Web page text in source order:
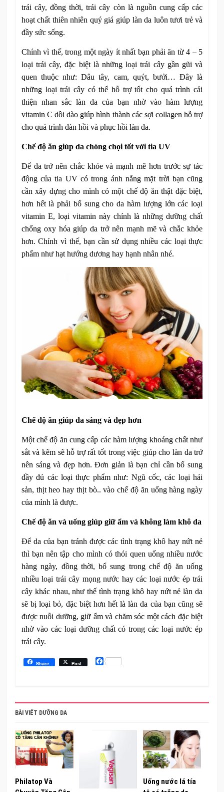
trái cây, đồng thời, trái cây còn là nguồn cung cấp các
hoạt chất thiên nhiên quý giá giúp làn da luôn tươi trẻ và
đầy sức sống.
Chính vì thế, trong một ngày ít nhất bạn phải ăn từ 4 – 5
loại trái cây, đặc biệt là những loại trái cây gần gũi và
quen thuộc như: Dâu tây, cam, quýt, bưởi… Đây là
những loại trái cây có thể hỗ trợ tốt cho quá trình cải
thiện nhan sắc làn da của bạn nhờ vào hàm lượng
vitamin C dồi dào giúp hình thành các sợi collagen hỗ trợ
cho quá trình đàn hồi và phục hồi làn da.
Chế độ ăn giúp da chóng chọi tốt với tia UV
Để da trở nên chắc khỏe và mạnh mẽ hơn trước sự tác
động của tia UV có trong ánh nắng mặt trời bạn cũng
cần xây dựng cho mình có một chế độ ăn thật đặc biệt,
hơn hết là phải bổ sung cho da hàm lượng lớn các loại
vitamin E, loại vitamin này chính là những dưỡng chất
chống oxy hóa giúp da trở nên mạnh mẽ và chắc khỏe
hơn. Chính vì thế, bạn cần sử dụng nhiều các loại thực
phẩm như hạt hướng dương hay hạnh nhân nhé.
Chế độ ăn giúp da sáng và đẹp hơn
Một chế độ ăn cung cấp các hàm lượng khoáng chất như
sắt và kẽm sẽ hỗ trợ rất tốt trong việc giúp cho làn da trở
nên sáng và đẹp hơn. Đơn giản là bạn chỉ cần bổ sung
đầy đủ các loại thực phẩm như: Ngũ cốc, các loại hải
sản, thịt heo hay thịt bò.. vào chế độ ăn uống hàng ngày
của mình là được.
Chế độ ăn và uống giúp giữ ẩm và không làm khô da
Để da của bạn tránh được các tình trạng khô hay nứt nẻ
thì bạn nên tập cho mình có thói quen uống nhiều nước
hàng ngày, đồng thời, bổ sung trong chế độ ăn uống
nhiều loại trái cây mọng nước hay các loại nước ép trái
cây khác nhau, như thế tình trạng khô hay nứt nẻ làn da
sẽ bị loại bỏ, đặc biệt hơn hết là làn da của bạn cũng sẽ
được nuỗi dưỡng, giữ ẩm và chăm sóc một cách đặc biệt
nhờ vào các loại dưỡng chất có trong các loại nước ép
trái cây.
Share Post Facebook
BÀI VIẾT DƯỠNG DA
Philatop Và
Uống nước lá tía